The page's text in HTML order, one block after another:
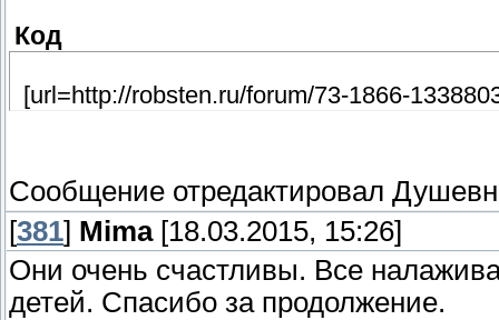
Код
[url=http://robsten.ru/forum/73-1866-
Сообщение отредактировал
[381] Mima[18.03.2015, 15:26]
Они очень счастливы. Все
детей. Спасибо за продолжение.